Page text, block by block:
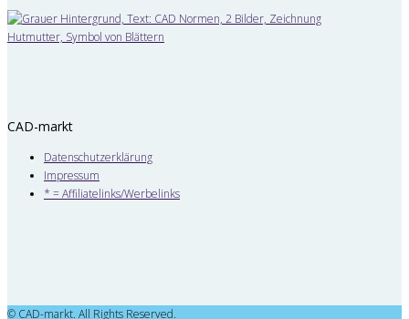
CAD-markt
Datenschutzerklärung
Impressum
* = Affiliatelinks/Werbelinks
© CAD-markt. All Rights Reserved.